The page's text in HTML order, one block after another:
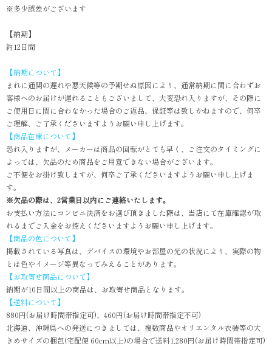
※多少誤差がございます
【納期】
約12日間
【納期について】
まれに通関の遅れや悪天候等の予期せぬ原因により、通常納期に間に合わずお
客様へのお届けが遅れることもございまして、大変恐れ入りますが、その際に
ご使用日に間に合わなかった場合のご返品、保証等は致しかねますので、何卒
ご理解、ご了承くださいますようお願い申し上げます。
【商品在庫について】
恐れ入りますが、メーカーは商品の回転がとても早く、ご注文のタイミングに
よっては、欠品のため商品をご用意できない場合がございます。
ご不便をお掛け致しますが、何卒ご了承くださいますようお願い申し上げま
す。
※欠品の際は、2営業日以内にご連絡いたします。
お支払い方法にコンビニ決済をお選び頂きました際は、当店にて在庫確認が取
れるまでご入金をお控えくださいますようお願い申し上げます。
【商品の色について】
掲載されている写真は、デバイスの環境やお部屋の光の状況により、実際の物
とは色やイメージ等異なってみえることがあります。
【お取寄せ商品について】
納期が10日間以上の商品は、お取寄せ商品となります。
【送料について】
880円(お届け時間帯指定可)、460円(お届け時間帯指定不可)
北海道、沖縄県への発送につきましては、複数商品やオリエンタル衣装等の大
きめサイズの梱包(宅配便 60cm以上)の場合で送料1,280円(お届け時間帯指定可)